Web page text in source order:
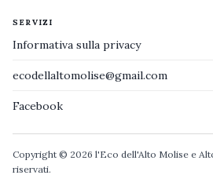
SERVIZI
Informativa sulla privacy
ecodellaltomolise@gmail.com
Facebook
Copyright © 2026 l'Eco dell'Alto Molise e
riservati.